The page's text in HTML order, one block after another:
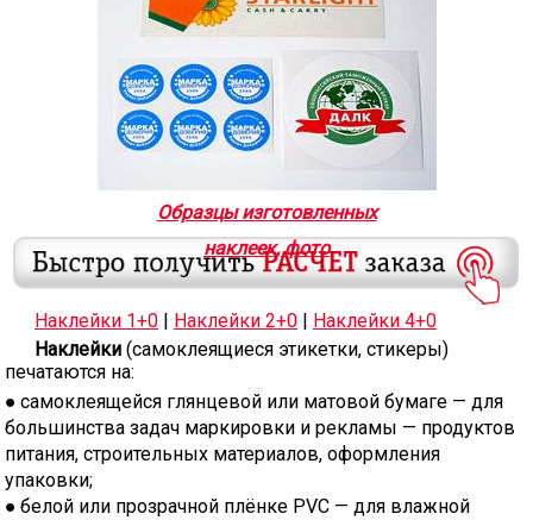
Образцы изготовленных
наклеек, фото
Наклейки 1+0 Наклейки 2+0
Наклейки 4+0
Наклейки (самоклеящиеся этикетки, стикеры)
печатаются на:
самоклеящейся глянцевой или матовой бумаге — для
большинства задач маркировки и рекламы — продуктов
питания, строительных материалов, оформления
упаковки;
белой или прозрачной плёнке PVC — для влажной